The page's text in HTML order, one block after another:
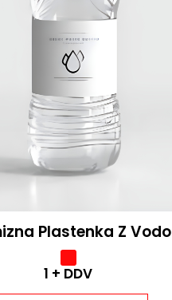
Plastenka Z Vodo
1 + DDV